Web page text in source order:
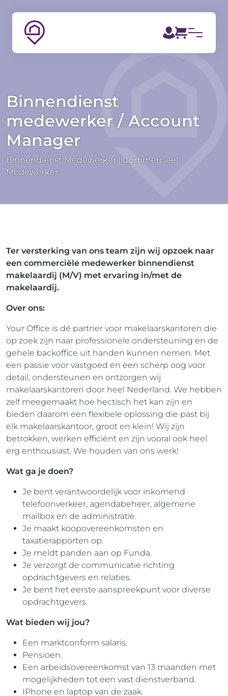
Binnendienst
medewerker / Account
Manager
Binnendienst Medewerker
Commercieel
Medewerker
Ter versterking van ons team zijn wij opzoek naar
een commerciële medewerker binnendienst
makelaardij (M/V) met ervaring in/met de
makelaardij.
Over ons:
Your Office is dé partner voor makelaarskantoren die
op zoek zijn naar professionele ondersteuning en de
gehele backoffice uit handen kunnen nemen. Met
een passie voor vastgoed en een scherp oog voor
detail, ondersteunen en ontzorgen wij
makelaarskantoren door heel Nederland. We hebben
zelf meegemaakt hoe hectisch het kan zijn en
bieden daarom een flexibele oplossing die past bij
elk makelaarskantoor, groot en klein! Wij zijn
betrokken, werken efficiënt en zijn vooral ook heel
erg enthousiast. We houden van ons werk!
Wat ga je doen?
Je bent verantwoordelijk voor inkomend
telefoonverkeer, agendabeheer, algemene
mailbox en de administratie.
Je maakt koopovereenkomsten en
taxatierapporten op.
Je meldt panden aan op Funda.
Je verzorgt de communicatie richting
opdrachtgevers en relaties.
Je bent het eerste aanspreekpunt voor diverse
opdrachtgevers.
Wat bieden wij jou?
Een marktconform salaris.
Pensioen.
Een arbeidsovereenkomst van 13 maanden met
mogelijkheden tot een vast dienstverband.
IPhone en laptop van de zaak.